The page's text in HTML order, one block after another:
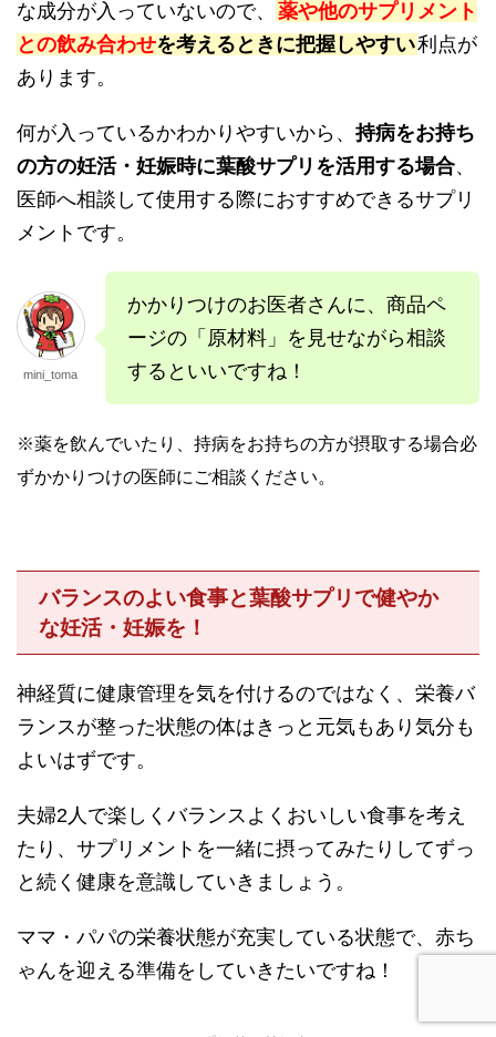
な成分が入っていないので、 薬や他のサプリメント
との飲み合わせを考えるときに把握しやすい利点が
あります。
何が入っているかわかりやすいから、 持病をお持ち
の方の妊活・妊娠時に葉酸サプリを活用する場合、
医師へ相談して使用する際におすすめできるサプリ
メントです。
mini_toma
かかりつけのお医者さんに、商品ペ
ージの「原材料」を見せながら相談
するといいですね！
※薬を飲んでいたり、持病をお持ちの方が摂取する場合必
ずかかりつけの医師にご相談ください。
バランスのよい食事と葉酸サプリで健やか
な妊活・妊娠を！
神経質に健康管理を気を付けるのではなく、栄養バ
ランスが整った状態の体はきっと元気もあり気分も
よいはずです。
夫婦2人で楽しくバランスよくおいしい食事を考え
たり、サプリメントを一緒に摂ってみたりしてずっ
と続く健康を意識していきましょう。
ママ・パパの栄養状態が充実している状態で、赤ち
ゃんを迎える準備をしていきたいですね！